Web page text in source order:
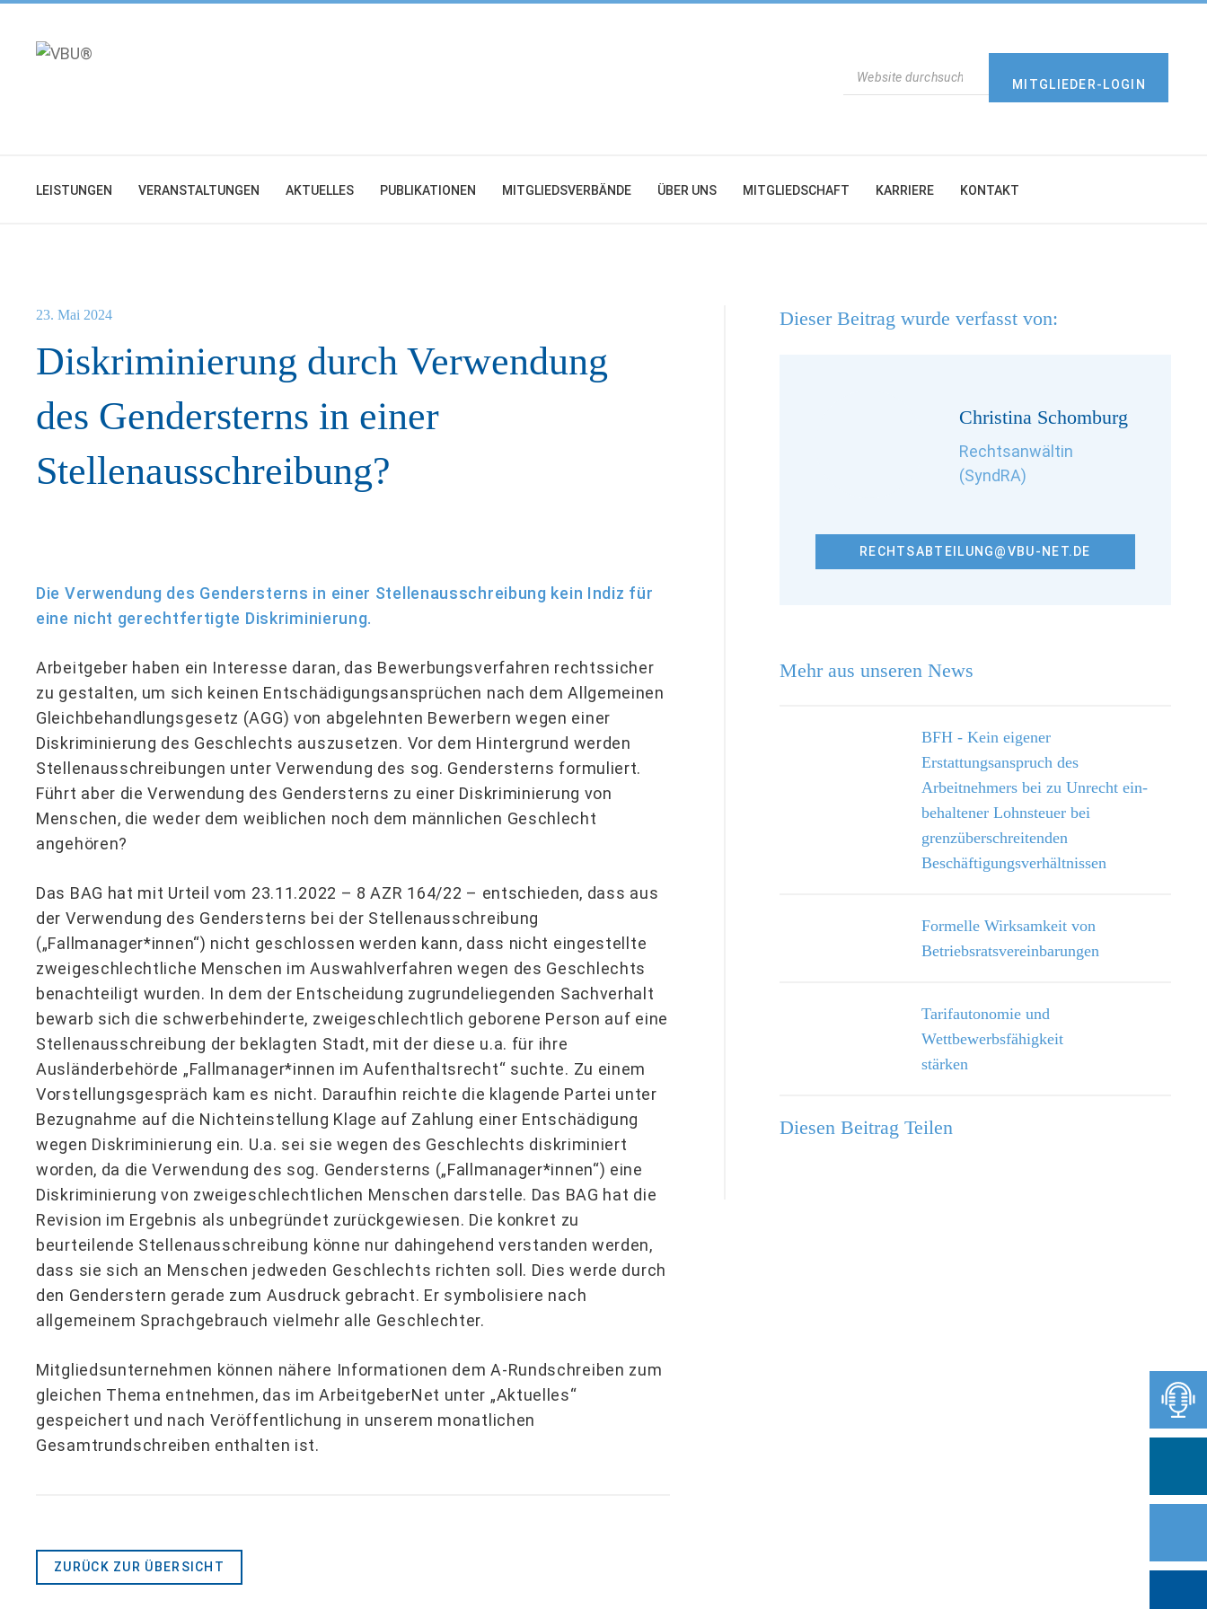
springen
MITGLIEDER-LOGIN
LEISTUNGEN VERANSTALTUNGEN AKTUELLES PUBLIKATIONEN MITGLIEDSVERBÄNDE ÜBER UNS MITGLIEDSCHAFT KARRIERE KONTAKT
Diskriminierung durch Verwendung
des Gendersterns in einer
Stellenausschreibung?
23. Mai 2024
Die Verwendung des Gendersterns in einer Stellenausschreibung kein Indiz für
eine nicht gerechtfertigte Diskriminierung.
Arbeitgeber haben ein Interesse daran, das Bewerbungsverfahren rechtssicher
zu gestalten, um sich keinen Entschädigungsansprüchen nach dem Allgemeinen
Gleichbehandlungsgesetz (AGG) von abgelehnten Bewerbern wegen einer
Diskriminierung des Geschlechts auszusetzen. Vor dem Hintergrund werden
Stellenausschreibungen unter Verwendung des sog. Gendersterns formuliert.
Führt aber die Verwendung des Gendersterns zu einer Diskriminierung von
Menschen, die weder dem weiblichen noch dem männlichen Geschlecht
angehören?
Das BAG hat mit Urteil vom 23.11.2022 – 8 AZR 164/22 – entschieden, dass aus
der Verwendung des Gendersterns bei der Stellenausschreibung
(„Fallmanager*innen“) nicht geschlossen werden kann, dass nicht eingestellte
zweigeschlechtliche Menschen im Auswahlverfahren wegen des Geschlechts
benachteiligt wurden. In dem der Entscheidung zugrundeliegenden Sachverhalt
bewarb sich die schwerbehinderte, zweigeschlechtlich geborene Person auf eine
Stellenausschreibung der beklagten Stadt, mit der diese u.a. für ihre
Ausländerbehörde „Fallmanager*innen im Aufenthaltsrecht“ suchte. Zu einem
Vorstellungsgespräch kam es nicht. Daraufhin reichte die klagende Partei unter
Bezugnahme auf die Nichteinstellung Klage auf Zahlung einer Entschädigung
wegen Diskriminierung ein. U.a. sei sie wegen des Geschlechts diskriminiert
worden, da die Verwendung des sog. Gendersterns („Fallmanager*innen“) eine
Diskriminierung von zweigeschlechtlichen Menschen darstelle. Das BAG hat die
Revision im Ergebnis als unbegründet zurückgewiesen. Die konkret zu
beurteilende Stellenausschreibung könne nur dahingehend verstanden werden,
dass sie sich an Menschen jedweden Geschlechts richten soll. Dies werde durch
den Genderstern gerade zum Ausdruck gebracht. Er symbolisiere nach
allgemeinem Sprachgebrauch vielmehr alle Geschlechter.
Mitgliedsunternehmen können nähere Informationen dem A-Rundschreiben zum
gleichen Thema entnehmen, das im ArbeitgeberNet unter „Aktuelles“
gespeichert und nach Veröffentlichung in unserem monatlichen
Gesamtrundschreiben enthalten ist.
ZURÜCK ZUR ÜBERSICHT
Mehr aus unseren News
BFH - Kein eigener
Erstattungsanspruch des
Arbeitnehmers bei zu Unrecht ein­
behaltener Lohnsteuer bei
grenzüberschreitenden
Beschäftigungsverhältnissen
Formelle Wirksamkeit von
Betriebsratsvereinbarungen
Tarifautonomie und
Wettbewerbsfähigkeit
stärken
Dieser Beitrag wurde verfasst von:
Christina Schomburg
Rechtsanwältin
(SyndRA)
RECHTSABTEILUNG@VBU-NET.DE
Diesen Beitrag Teilen